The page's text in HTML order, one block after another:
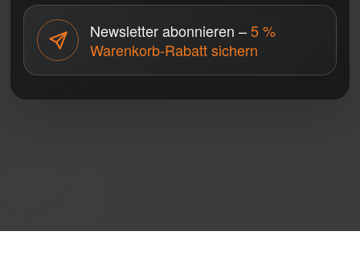
Newsletter abonnieren –5 %
Warenkorb-Rabatt sichern